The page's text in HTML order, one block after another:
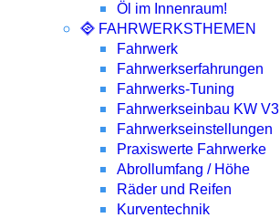
Öl im Innenraum!
FAHRWERKSTHEMEN
Fahrwerk
Fahrwerkserfahrungen
Fahrwerks-Tuning
Fahrwerkseinbau KW V3
Fahrwerkseinstellungen
Praxiswerte Fahrwerke
Abrollumfang / Höhe
Räder und Reifen
Kurventechnik